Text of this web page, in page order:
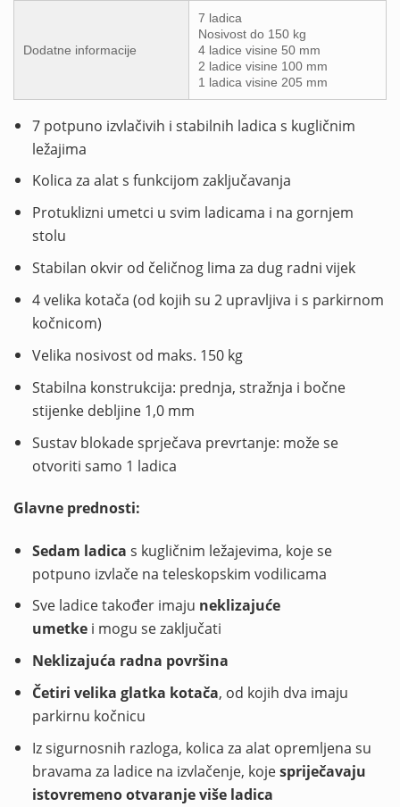
Dodatne informacije
7 ladica
Nosivost do 150 kg
4 ladice visine 50 mm
2 ladice visine 100 mm
1 ladica visine 205 mm
7 potpuno izvlačivih i stabilnih ladica s kugličnim
ležajima
Kolica za alat s funkcijom zaključavanja
Protuklizni umetci u svim ladicama i na gornjem
stolu
Stabilan okvir od čeličnog lima za dug radni vijek
4 velika kotača (od kojih su 2 upravljiva i s parkirnom
kočnicom)
Velika nosivost od maks. 150 kg
Stabilna konstrukcija: prednja, stražnja i bočne
stijenke debljine 1,0 mm
Sustav blokade sprječava prevrtanje: može se
otvoriti samo 1 ladica
Glavne prednosti:
Sedam ladica s kugličnim ležajevima, koje se
potpuno izvlače na teleskopskim vodilicama
Sve ladice također imaju neklizajuće
umetke i mogu se zaključati
Neklizajuća radna površina
Četiri velika glatka kotača, od kojih dva imaju
parkirnu kočnicu
Iz sigurnosnih razloga, kolica za alat opremljena su
bravama za ladice na izvlačenje, kojespriječavaju
istovremeno otvaranje više ladica